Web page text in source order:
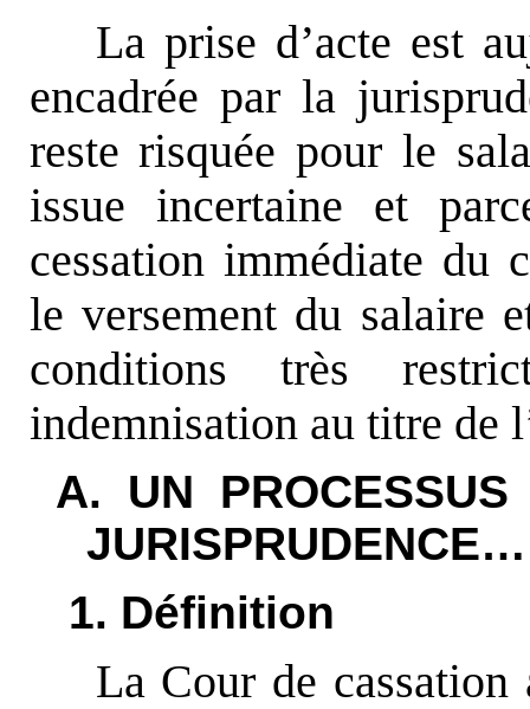
La prise d’acte est
encadrée par la
reste risquée pour le
issue incertaine et
cessation immédiate du
le versement du salaire
conditions très
indemnisation au titre de
A. UN
JURISPRUDENCE…
1. Définition
La Cour de